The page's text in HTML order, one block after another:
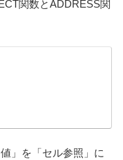
関数とADDRESS関
」を「セル参照」に